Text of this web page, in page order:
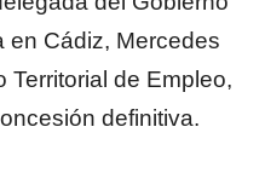
en Cádiz, Mercedes
Territorial de Empleo,
definitiva.